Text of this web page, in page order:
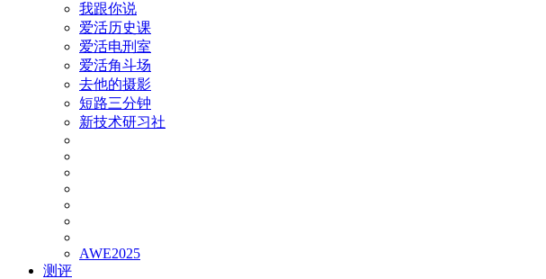
我跟你说
爱活历史课
爱活电刑室
爱活角斗场
去他的摄影
短路三分钟
新技术研习社
AWE2025
测评